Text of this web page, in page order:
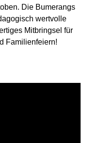
Die Bumerangs
wertvolle
Mitbringsel für
Familienfeiern!